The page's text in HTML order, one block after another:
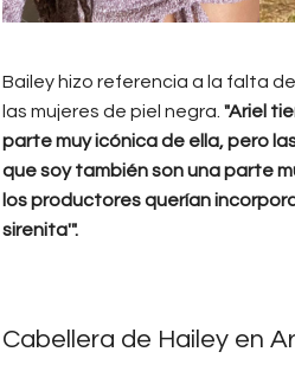
Bailey hizo referencia a la falta
las mujeres de piel negra. "Ariel
parte muy icónica de ella, pero
que soy también son una parte
los productores querían
sirenita'".
Cabellera de Hailey en